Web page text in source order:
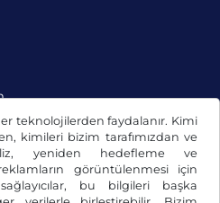
teknolojilerden faydalanır. Kimi
kimileri bizim tarafımızdan ve
yeniden hedefleme ve
görüntülenmesi için
bu bilgileri başka